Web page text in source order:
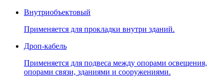
Внутриобъектовый
Применяется для прокладки внутри зданий.
Дроп-кабель
Применяется для подвеса между опорами освещения,
опорами связи, зданиями и сооружениями.